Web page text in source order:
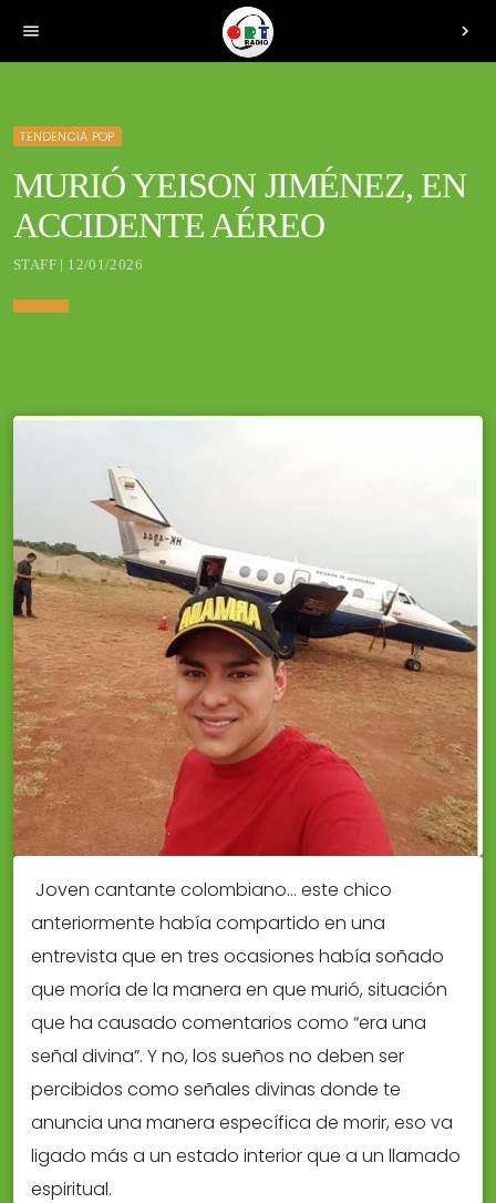
menu chevron_right
TENDENCIA POP
MURIÓ YEISON JIMÉNEZ, EN
ACCIDENTE AÉREO
STAFF | 12/01/2026
Joven cantante colombiano… este chico
anteriormente había compartido en una
entrevista que en tres ocasiones había soñado
que moría de la manera en que murió, situación
que ha causado comentarios como “era una
señal divina”. Y no, los sueños no deben ser
percibidos como señales divinas donde te
anuncia una manera específica de morir, eso va
ligado más a un estado interior que a un llamado
espiritual.